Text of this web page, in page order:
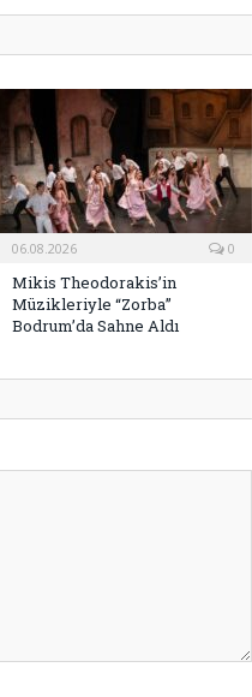
06.08.2026 0
Mikis Theodorakis’in
Müzikleriyle “Zorba”
Bodrum’da Sahne Aldı